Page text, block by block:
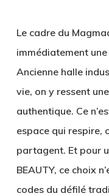
Le cadre du
immédiatement
Ancienne halle
vie, on y ressent
authentique. Ce
espace qui respire,
partagent. Et pour
BEAUTY, ce choix
codes du défilé